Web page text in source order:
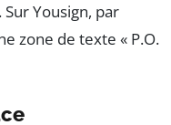
Yousign, par
zone de texte « P.O.